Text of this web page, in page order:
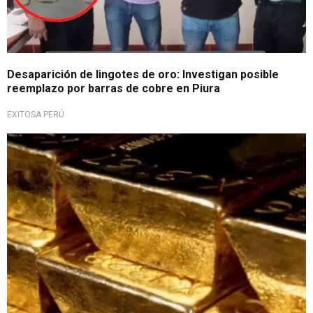
Desaparición de lingotes de oro: Investigan posible
reemplazo por barras de cobre en Piura
EXITOSA PERÚ
Cuestiona decisión